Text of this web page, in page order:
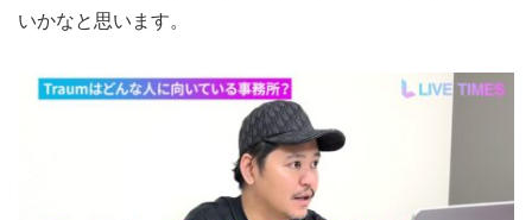
いかなと思います。